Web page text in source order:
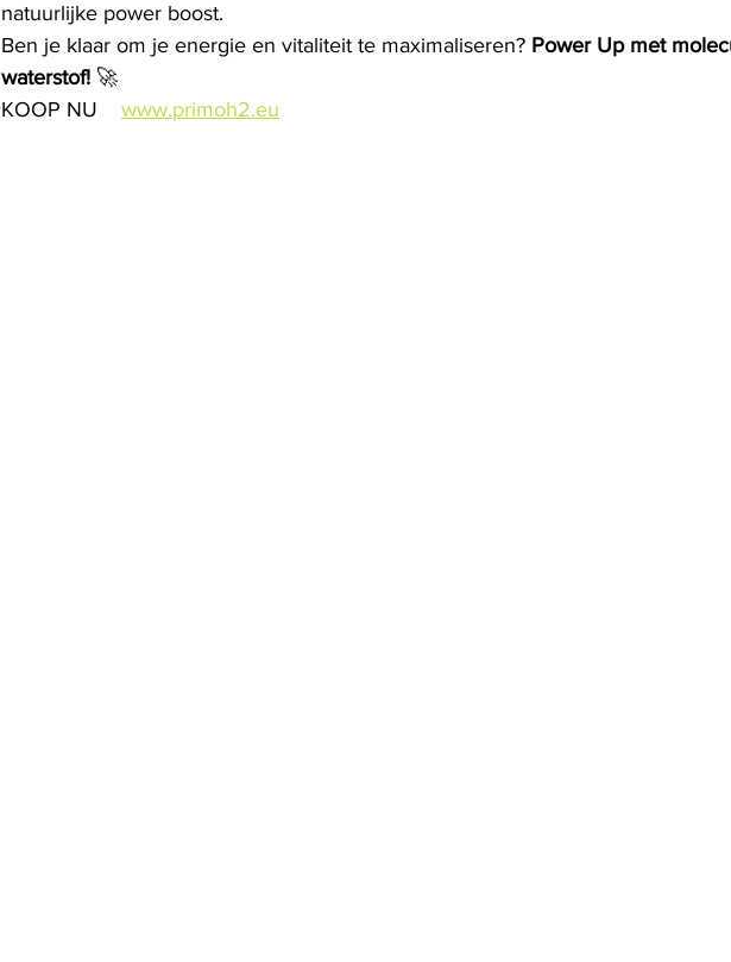
natuurlijke power boost.
Ben je klaar om je energie en vitaliteit te maximaliseren? Power Up met
waterstof! 🚀
KOOP NU www.primoh2.eu